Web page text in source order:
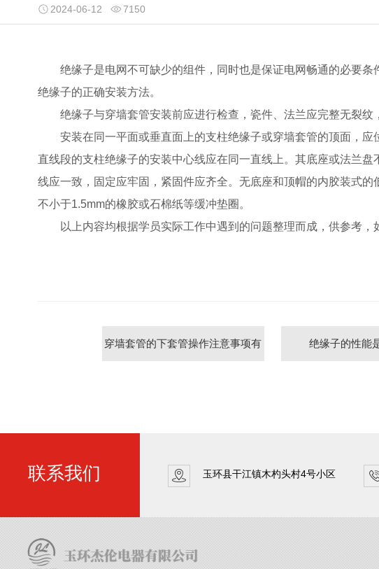
2024-06-12 7150
绝缘子是电网不可缺少的组件，同时也是保证电网畅通的必要
绝缘子的正确安装方法。
绝缘子与穿墙套管安装前应进行检查，瓷件、法兰应完整无裂纹
安装在同一平面或垂直面上的支柱绝缘子或穿墙套管的顶面，
直线段的支柱绝缘子的安装中心线应在同一直线上。其底座或法兰
线应一致，固定应牢固，紧固件应齐全。无底座和顶帽的内胶装式
不小于1.5mm的橡胶或石棉纸等缓冲垫圈。
以上内容均根据学员实际工作中遇到的问题整理而成，供参考，
穿墙套管的下套管操作注意事项有 绝缘子的性能
联系我们 玉环县干江镇木杓头村4号小区